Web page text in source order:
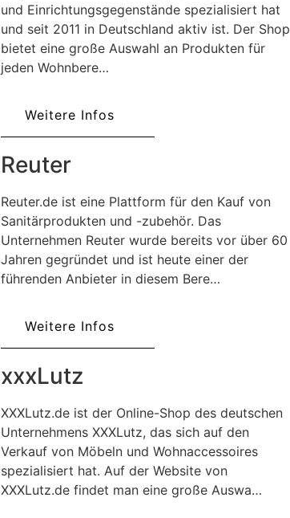
und Einrichtungsgegenstände spezialisiert hat
und seit 2011 in Deutschland aktiv ist. Der Shop
bietet eine große Auswahl an Produkten für
jeden Wohnbere…
Weitere Infos
Reuter
Reuter.de ist eine Plattform für den Kauf von
Sanitärprodukten und -zubehör. Das
Unternehmen Reuter wurde bereits vor über 60
Jahren gegründet und ist heute einer der
führenden Anbieter in diesem Bere…
Weitere Infos
xxxLutz
XXXLutz.de ist der Online-Shop des deutschen
Unternehmens XXXLutz, das sich auf den
Verkauf von Möbeln und Wohnaccessoires
spezialisiert hat. Auf der Website von
XXXLutz.de findet man eine große Auswa…